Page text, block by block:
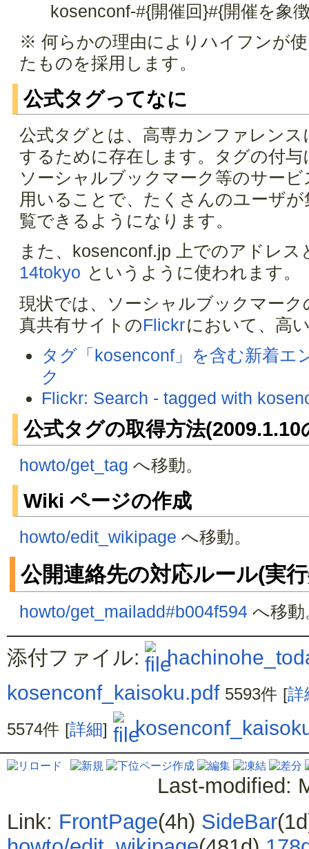
kosenconf-#{開催回}#{開催を象
※ 何らかの理由によりハイフンが
たものを採用します。
公式タグってなに
公式タグとは、高専カンファレン
するために存在します。タグの付
ソーシャルブックマーク等のサー
用いることで、たくさんのユーザ
覧できるようになります。
また、kosenconf.jp 上でのアドレ
14tokyo というように使われます。
現状では、ソーシャルブックマーク
真共有サイトのFlickrにおいて、高
タグ「kosenconf」を含む新着エ
ク
Flickr: Search - tagged with
公式タグの取得方法
howto/get_tag へ移動。
Wiki ページの作成
howto/edit_wikipage へ移動。
公開連絡先の対応ルール(実
howto/get_mailadd#b004f594 へ移動
添付ファイル:
kosenconf_kaisoku.pdf 5593件 [詳
5574件 [詳細]
Last-modified:
Link: FrontPage(4h) SideBar